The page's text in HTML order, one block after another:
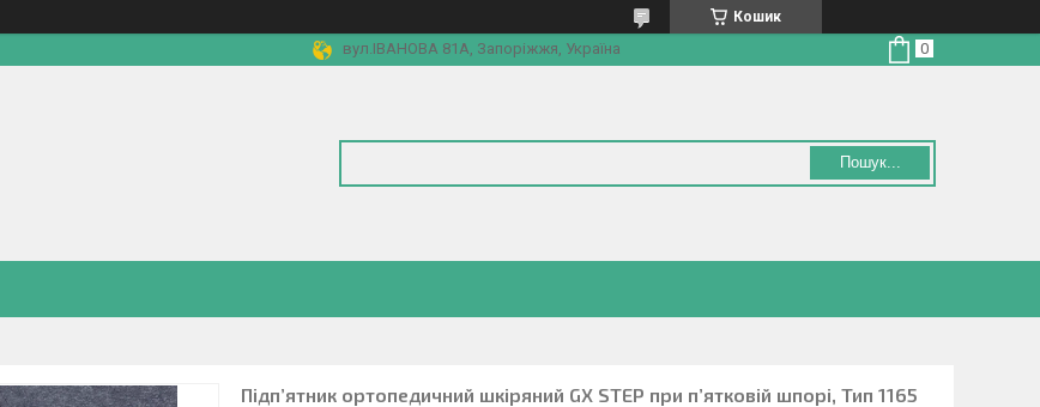
Кошик
вул.ІВАНОВА 81А, Запоріжжя, Україна
Пошук...
Підп’ятник ортопедичний шкіряний GX STEP при п’ятковій шпорі, Тип 1165